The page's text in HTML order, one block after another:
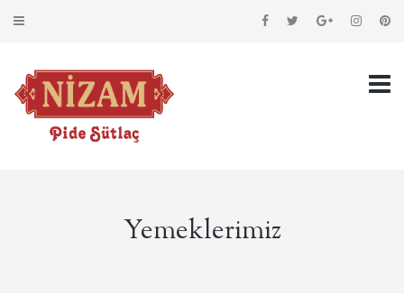
Yemeklerimiz